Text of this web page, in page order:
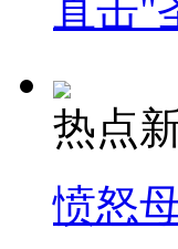
直击"
热点
愤怒